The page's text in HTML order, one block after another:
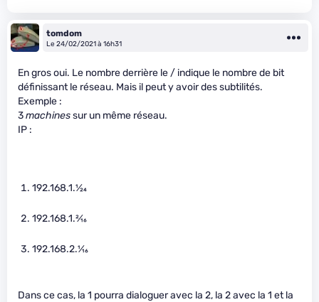
tomdom
Le 24/02/2021 à 16h31
En gros oui. Le nombre derrière le / indique le nombre de bit
définissant le réseau. Mais il peut y avoir des subtilités.
Exemple :
3machinessur un même réseau.
IP :
192.168.1.1⁄24
192.168.1.2⁄16
192.168.2.1⁄16
Dans ce cas, la 1 pourra dialoguer avec la 2, la 2 avec la 1 et la